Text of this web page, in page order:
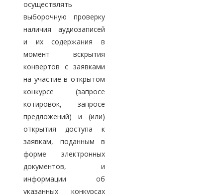
осуществлять
выборочную проверку
наличия аудиозаписей
и их содержания в
момент вскрытия
конвертов с заявками
на участие в открытом
конкурсе (запросе
котировок, запросе
предложений) и (или)
открытия доступа к
заявкам, поданным в
форме электронных
документов, и
информации об
указанных конкурсах